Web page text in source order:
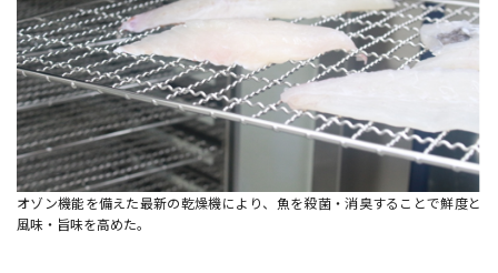
オゾン機能を備えた最新の乾燥機により、魚を殺菌・消臭することで鮮度と
風味・旨味を高めた。